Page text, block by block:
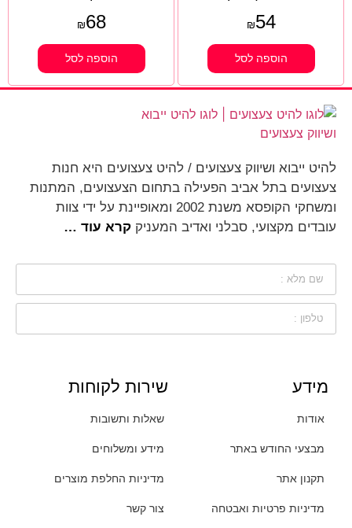
₪54
הוספה לסל
₪68
הוספה לסל
להיט ייבוא ושיווק צעצועים / להיט צעצועים היא חנות
צעצועים בתל אביב הפעילה בתחום הצעצועים, המתנות
ומשחקי הקופסא משנת 2002 ומאופיינת על ידי צוות
עובדים מקצועי, סבלני ואדיב המעניק קרא עוד …
מידע
אודות
מבצעי החודש באתר
תקנון אתר
מדיניות פרטיות ואבטחה
שירות לקוחות
שאלות ותשובות
מידע ומשלוחים
מדיניות החלפת מוצרים
צור קשר